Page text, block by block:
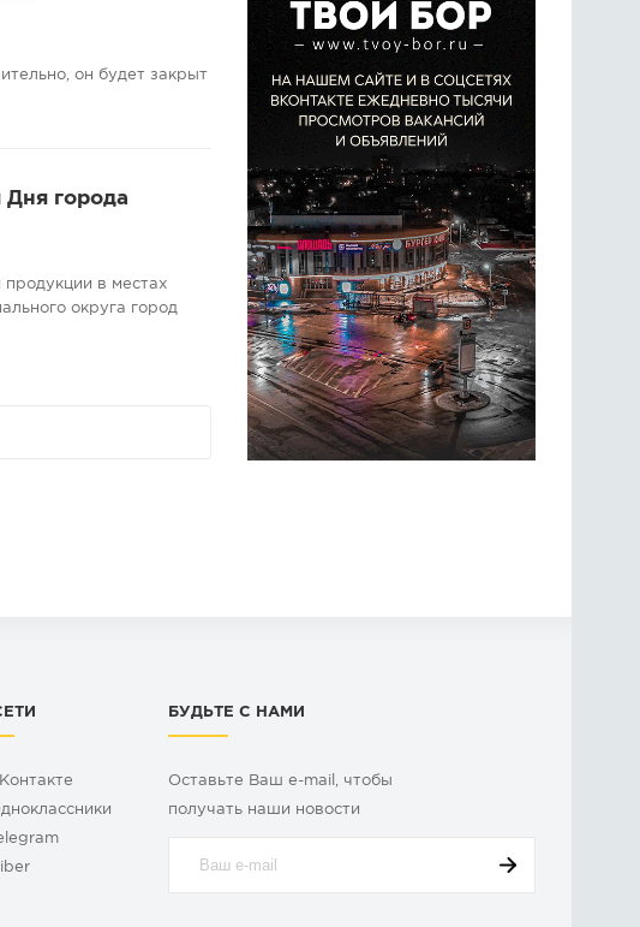
он будет закрыт
Дня города
в местах
округа город
БУДЬТЕ С НАМИ
Оставьте Ваш e-mail, чтобы
получать наши новости